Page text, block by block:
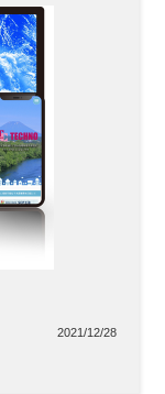
2021/12/28